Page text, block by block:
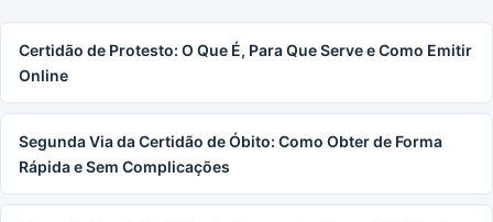
Certidão de Protesto: O Que É, Para Que Serve e Como Emitir
Online
Segunda Via da Certidão de Óbito: Como Obter de Forma
Rápida e Sem Complicações